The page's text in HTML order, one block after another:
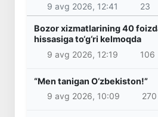
9 avg 2026, 12:41 23
Bozor xizmatlarining 40
hissasiga to‘g‘ri kelmoqda
9 avg 2026, 12:19
106
“Men tanigan O‘zbekiston!”
9 avg 2026, 10:09
270